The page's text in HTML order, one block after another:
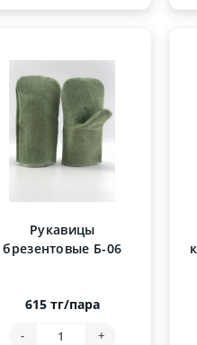
Рукавицы
брезентовые Б-06
615 тг/пара
- +